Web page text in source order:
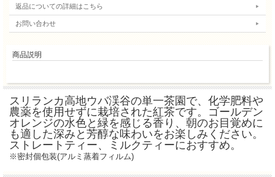
返品についての詳細はこちら
お問い合わせ
商品説明
スリランカ高地ウバ渓谷の単一茶園で、化学肥料や
農薬を使用せずに栽培された紅茶です。ゴールデン
オレンジの水色と緑を感じる香り、朝のお目覚めに
も適した深みと芳醇な味わいをお楽しみください。
ストレートティー、ミルクティーにおすすめ。
※密封個包装(アルミ蒸着フィルム)